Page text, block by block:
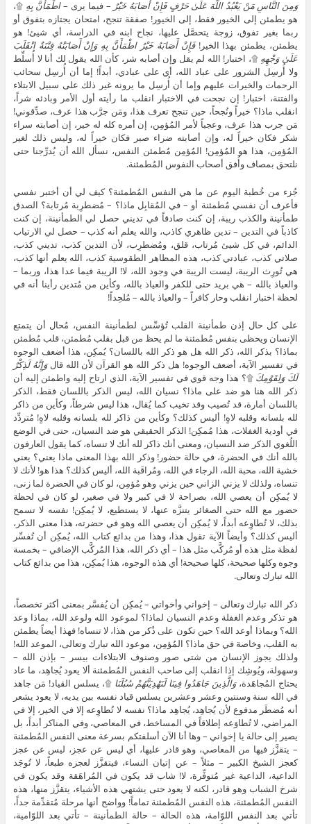
وَمِنَ النَّاسِ مَنْ يَعْبُدُ اللَّهَ عَلَىٰ حَرْفٍ فَإِنْ أَصَابَهُ خَيْرٌ – فيما يرى –اطْمَأَنَّ بِهِ۩،
هو يطمئن إلى الخيور فقط، إلى الخيور! صفقة تنجح، امتحان يجتازه بتفوق أو
ربما بغير تفوق، زوجة يتحصَّل عليها، نجاح ابنه في الدراسة، أي شيئ! هو
يطمئن، يطمئن بهذا الخير!فَإِنْ أَصَابَهُ خَيْرٌ اطْمَأَنَّ بِهِ وَإِنْ أَصَابَتْهُ فِتْنَةٌ انْقَلَبَ
عَلَىٰ وَجْهِهِ۩، اختبار! الله لم يقل وإن أصابه شر، كأن الله يقول لك أنا لا أُسلِّط
ولا أُرسِل الشرور على عباد الله، أي على عبادي، أبداً! إما أن أُرسِل سحائب
الرحمات والخيرات عليهم وإما أن أُرسِل ما يرونه غير ذلك على سبيل الابتلاء
والفتنة، اختبار! إن نجحت في الاختبار انقلب ما رأيته أول الأمر وبادئه شراً،
انقلب ماذا؟ خيراً ونُجحاً، حين تنجح تعرف هذا، ومَن جرَّب هذا عرف، صدِّقوني!
مَن جرب هذا عرف، وعجباً لأمر المُؤمِن، إن أمره كله له خير، إن أصابته سراء
شكر فكان خيراً له، وإن أصابته ضراء صبر فكان خيراً له، وليس ذلك لغير
المُؤمِن، هذا هو المُؤمِن! المُؤمِن مُطمئن النفس، نسأل الله أن يُدرِّجنا حتى
نلتحق بمصاف وأُفق أصحاب النفوس المُطمئنة.
جُزء من خُطبة اليوم عن ما هي النفس المُطمئنة؟ كيف لي أن أختبر نفسي
فأعرف أن نفسي مُطمئنة أو – في المُقابِل ماذا؟ – مُضطرِبة مُرتابة؟ الصدق
طمأنينة والكذب ريبة، إن كنت صادقاً في تديني حصل لي الطمأنينة، إن كنت
كاذباً في التدين – تدين ظاهري كاذب، والله يعلم أنه كذب – حصل لي الارتياب
الدائم، في كل شيئ مُرتاب، قلق، ومُضطرِب، لأن التدين كذب، تديني كذب،
صلاتي كذب، عبادتي كذب، هذه المظاهر الطقوسية كذب، الله يعلم أنها كذب،
هي تُورِث الريبة، ليست الريبة في وجود الله، لا! الريبة فيما عدا هذا، وربما –
والعياذ بالله – هي بريد حتى للكفر والعياذ بالله، وكأين من مُتدين رأينا أنه في
لحظة اختبار انقلب وحار كافراً – والعياذ بالله – مُلحِداً!
على كل حال إذن طمأنينة القلب تُؤسِّس لطمأنينة النفس، مُحال أن يتمتع
الإنسان ويحظى بنفس مُطمئنة ما لم يحظ من قبل بقلب مُطمئن، قلب مُطمئن
بماذا؟ بذكر الله، ذكر الله هل هو ذكر الله باللسان؟ يُمكِن، هذا أضعف الوجوه
في تفسير الآية، أضعف الوجوه! هل ذكر الله هو القرآن لأن الله قالوَإِنَّهُ لَذِكْرٌ
لَكَ وَلِقَوْمِكَ ۩؟ هذا وجه قوي في تفسير الآية، الذي ارتاح إليه واطمئن إليه أن
ذكر الله هنا هو ضد على ماذا؟ نسيان الله، ليس الذكر باللسان فقط، الذكر
باللسان أمارة، قد تُصيب وقد تخيب كما يُقال، هذا ليس شرطاً، وكأين من ذاكر
لله بلسانه وقلبه لاهٍ! أليس كذلك؟ وكأين من ذاكر لله بلسانه وقلبه لاهٍ! مُتردِّد
في أودية الغفلات، هذا مُمكِن! الذكر الحقيقي هو ضد النسيان، حتى في الوضع
اللُغوي الذكر ضد النسيان، ومعنى أنك ذاكر لله أنك لا تنساه، كما يقول العارفون
بالله أنك في الحضرة، في حالة حضور! وذكر الله بهذا المعنى ماذا يعني؟ يعني
خشية الله، محبة الله، الرجاء في الله، ومُراقَبة الله، أليس كذلك؟ هذا هو! لأنك لا
تنساه، ولذلك لا يزني الزاني حين يزني وهو مُؤمِن، لو كان في الحضرة لما زنى،
لا يُمكِن أن يعصي الله، بصراحة لا في كبير ولا في صغير، لو كان في لحظة
حضور مع الله حتى الصغائر يتنزَّه عنها، لا يستطيع، لا يُمكِن! نفسه لا تسمح
بذلك، لا تُطاوِعه أبداً، لا يُمكِن أن يعصي الله وهو في حضرته، هذا معنى الذكر،
أليس كذلك؟ وأيضاً الآية تقول هذا، وهذا من بدائع كتاب الله، يُمكِن أن تُفسِّر
لفظة مثل هذه أو مُركَّب مثل هذا – أي ذكر الله، هذا المُركَّب الإضافي – بخمسة
وجوه وكلها صحيحة، كلها صحيحة! أي هذه الوجوه، هذا يُمكِن، هذا من بدائع كتاب
الله تبارك وتعالى.
ذكر الله تبارك وتعالى – إخواني وأخواتي – يُمكِن أن يُفسَّر بمعنى أكثر تخصصاً،
هو تذكر وعدم الغفلة وعدم النسيان لماذا؟ لموعود الله ولوعد الله، بماذا وعد
الله؟ وبماذا أوعد الله؟ حين تكون على ذُكر من هذا، لا تنساه! فهذا أيضاً يطمئن
به القلب، وخاصة في حق ماذا؟ المُؤمِن، موعود الله تبارك وتعالى، الموعد الله!
ولذلك يجوز الإنسان من شتى صور وصنوف الابتلاءات بيسر – بإذن الله –
وسهولة، ويُوشِك إذا انقلب إلى صاحب النفس المُطمئنة ألا يعود يُجاهِد، ما عاد
يحتاج المُجاهَدة،وَالَّذِينَ جَاهَدُوا فِينَا لَنَهْدِيَنَّهُمْ سُبُلَنَا۩، يسلس القياد! مَن جاهد
في الله سنة وسنتين وعشر وعشرين يسلس قياد نفسه بين يديه، لا يعود يشعر
أنه مُضطَر مدفوع لأن يُجاهِد، يُجاهِد ماذا؟ نفسه لا تُطاوِعه إلا في الخير، إلا في
المراضي، لا تُطاوَعه إطلاقاً في المساخط، في المعاصي، وفي المناكر أبداً، بل
يصير إلى حالة يا إخواني – وها أنا الآن أسلفتكم بسرعة معنى النفس المُطمئنة
– يتقزَّز فيها من المعاصي، وهو قادر عليها، أي ليس عن عجز، ليس عن عجز
كعجز الشيخ الكبير – مثلاً – عن إتيان النساء، فيتقزَّز لعجزه طبعاً، لا تُوجَد
الداعية، الداعية غير مُتوفِّرة، لا! شاب قد يكون في المُراهَقة وقد يكون في
شرخ الشباب وهو قادر، لكنه لا يعود حتى يشتهي هذه الأشياء، يتقزَّز منها، هذه
النفس المُطمئنة، هذه النفس المُطمئنة تماماً! وواضح أنها مرحلة مُتقدِّمة جداً،
تأتي بعد النفس اللوّامة، هذه الحالة – حالة الطمأنينة – تأتي بعد اللوّامية،